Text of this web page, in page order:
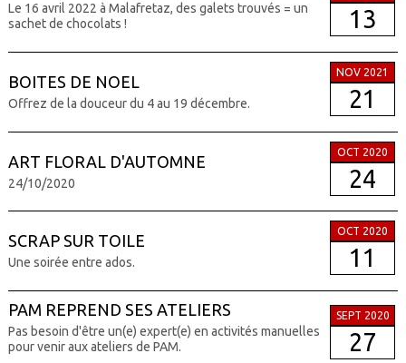
Le 16 avril 2022 à Malafretaz, des galets trouvés = un
sachet de chocolats !
13
BOITES DE NOEL
Offrez de la douceur du 4 au 19 décembre.
NOV 2021
21
ART FLORAL D'AUTOMNE
24/10/2020
OCT 2020
24
SCRAP SUR TOILE
Une soirée entre ados.
OCT 2020
11
PAM REPREND SES ATELIERS
Pas besoin d'être un(e) expert(e) en activités manuelles
pour venir aux ateliers de PAM.
SEPT 2020
27